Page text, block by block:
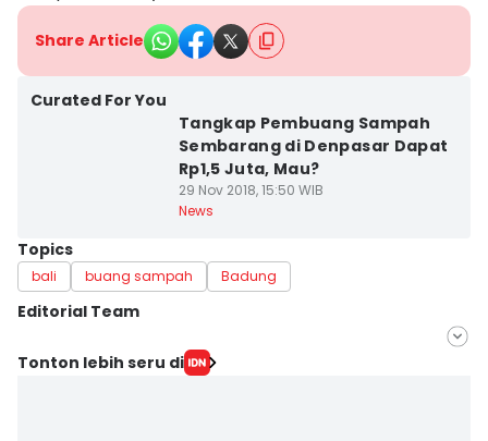
Share Article
Curated For You
Tangkap Pembuang Sampah
Sembarang di Denpasar Dapat
Rp1,5 Juta, Mau?
29 Nov 2018, 15:50 WIB
News
Topics
bali buang sampah Badung
Editorial Team
Editor
Tonton lebih seru di